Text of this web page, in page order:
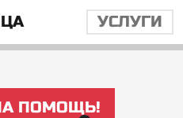
УСЛУГИ
ПОМОЩЬ!